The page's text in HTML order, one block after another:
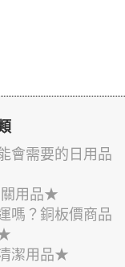
會需要的日用品
用品★
嗎？銅板價商品
潔用品★